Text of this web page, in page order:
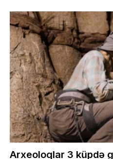
Arxeoloqlar 3 küpdə